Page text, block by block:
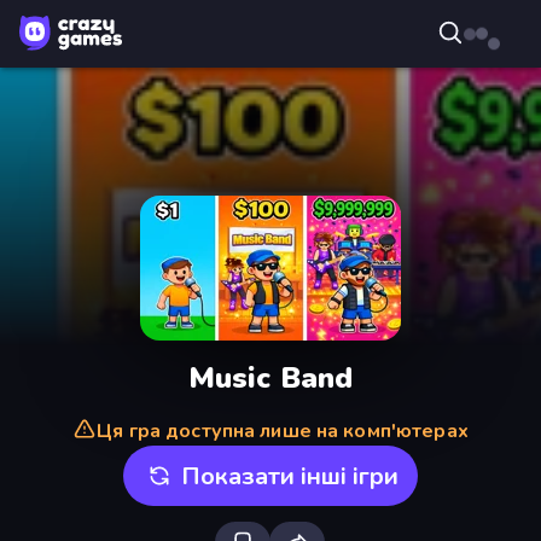
Music Band
Ця гра доступна лише на комп'ютерах
Показати інші ігри